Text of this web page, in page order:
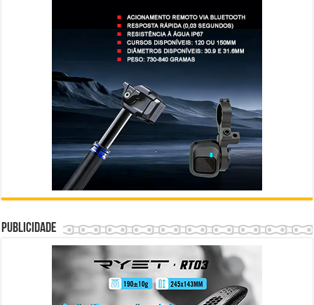
Publicidade